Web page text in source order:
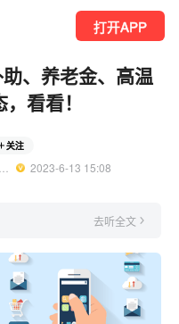
打开APP
、养老金、高温
看看！
关注
源管理师
  2023-6-13 15:08
去听全文